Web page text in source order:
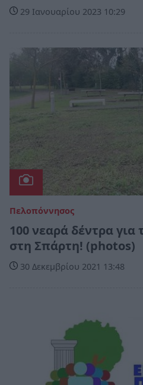
29 Ιανουαρίου 2023 10:29
Πελοπόννησος
100 νεαρά δέντρα για
στη Σπάρτη! (photos)
30 Δεκεμβρίου 2021 13:48